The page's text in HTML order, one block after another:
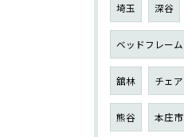
埼玉 深谷
ベッドフレーム
舘林 チェア
熊谷 本庄市